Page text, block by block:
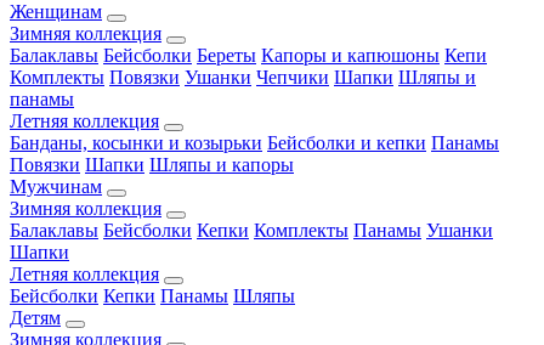
Женщинам
Зимняя коллекция
Балаклавы Бейсболки Береты Капоры и капюшоны Кепи
Комплекты Повязки Ушанки Чепчики Шапки Шляпы и
панамы
Летняя коллекция
Банданы, косынки и козырьки Бейсболки и кепки Панамы
Повязки Шапки Шляпы и капоры
Мужчинам
Зимняя коллекция
Балаклавы Бейсболки Кепки Комплекты Панамы Ушанки
Шапки
Летняя коллекция
Бейсболки Кепки Панамы Шляпы
Детям
Зимняя коллекция